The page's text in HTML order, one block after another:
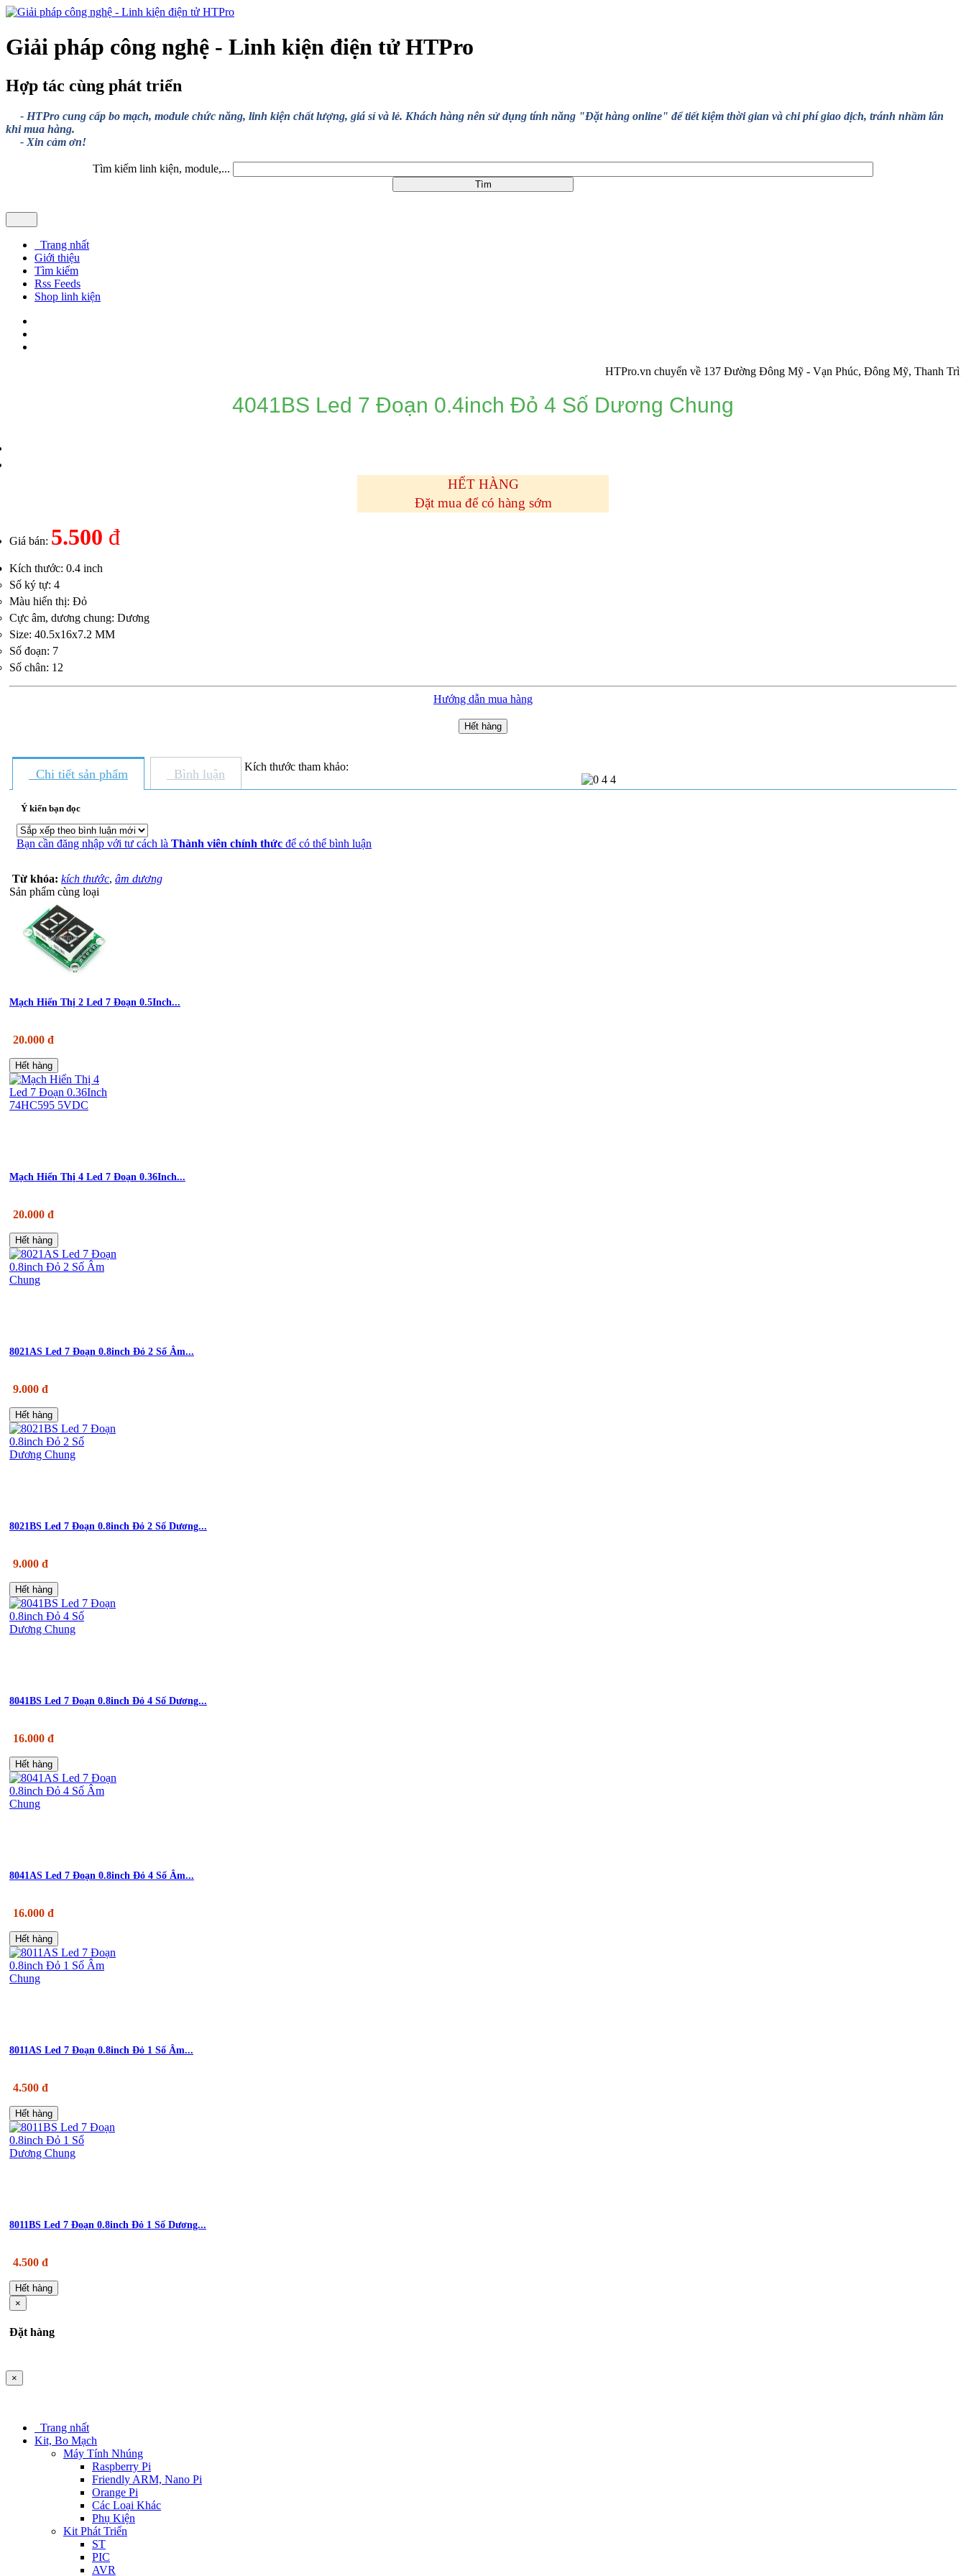
Giải pháp công nghệ - Linh kiện điện tử HTPro
Hợp tác cùng phát triển
- HTPro cung cấp bo mạch, module chức năng, linh kiện chất lượng, giá sỉ và lẻ. Khách hàng nên sử dụng tính năng "Đặt hàng online" để tiết kiệm thời gian và chi phí giao dịch, tránh nhầm lẫn
khi mua hàng.
- Xin cảm ơn!
Tìm kiếm linh kiện, module,...
Trang nhất
Giới thiệu
Tìm kiếm
Rss Feeds
Shop linh kiện
HTPro.vn chuyển về 137 Đường Đông Mỹ - Vạn Phúc, Đông Mỹ, Thanh Trì, Hà Nội.
4041BS Led 7 Đoạn 0.4inch Đỏ 4 Số Dương Chung
HẾT HÀNG
Đặt mua để có hàng sớm
Giá bán: 5.500 đ
Kích thước: 0.4 inch
Số ký tự: 4
Màu hiển thị: Đỏ
Cực âm, dương chung: Dương
Size: 40.5x16x7.2 MM
Số đoạn: 7
Số chân: 12
Hướng dẫn mua hàng
Hết hàng
Chi tiết sản phẩm Bình luận
Kích thước tham khảo:
Ý kiến bạn đọc
Bạn cần đăng nhập với tư cách là Thành viên chính thức để có thể bình luận
Từ khóa: kích thước, âm dương
Sản phẩm cùng loại
Mạch Hiển Thị 2 Led 7 Đoạn 0.5Inch...
20.000 đ
Hết hàng
Mạch Hiển Thị 4 Led 7 Đoạn 0.36Inch...
20.000 đ
Hết hàng
8021AS Led 7 Đoạn 0.8inch Đỏ 2 Số Âm...
9.000 đ
Hết hàng
8021BS Led 7 Đoạn 0.8inch Đỏ 2 Số Dương...
9.000 đ
Hết hàng
8041BS Led 7 Đoạn 0.8inch Đỏ 4 Số Dương...
16.000 đ
Hết hàng
8041AS Led 7 Đoạn 0.8inch Đỏ 4 Số Âm...
16.000 đ
Hết hàng
8011AS Led 7 Đoạn 0.8inch Đỏ 1 Số Âm...
4.500 đ
Hết hàng
8011BS Led 7 Đoạn 0.8inch Đỏ 1 Số Dương...
4.500 đ
Hết hàng
×
Đặt hàng
×
Trang nhất
Kit, Bo Mạch
Máy Tính Nhúng
Raspberry Pi
Friendly ARM, Nano Pi
Orange Pi
Các Loại Khác
Phụ Kiện
Kit Phát Triển
ST
PIC
AVR